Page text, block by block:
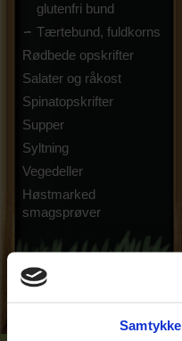
Samtykke
glutenfri bund
Tærtebund, fuldkorns
Rødbede opskrifter
Salater og råkost
Spinatopskrifter
Supper
Syltning
Vegedeller
Høstmarked
smagsprøver